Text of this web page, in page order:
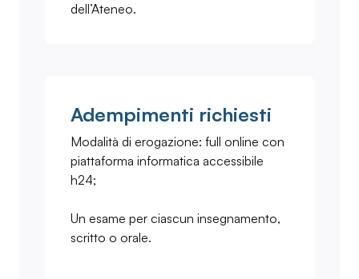
dell’Ateneo.
Adempimenti richiesti
Modalità di erogazione: full online con
piattaforma informatica accessibile
h24;
Un esame per ciascun insegnamento,
scritto o orale.